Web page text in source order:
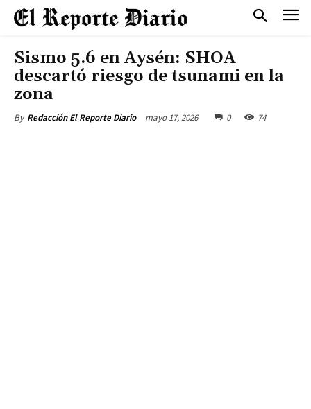
Sismo 5.6 en Aysén: SHOA
descartó riesgo de tsunami en la
zona
By Redacción El Reporte Diario mayo 17, 2026 0 74